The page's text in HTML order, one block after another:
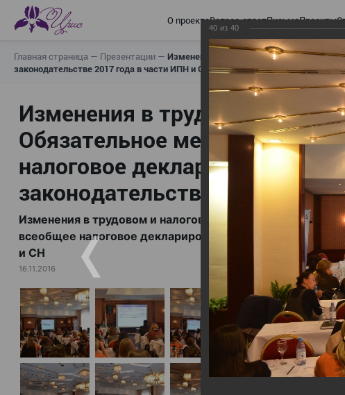
О проектеВопрос-ответПисьмаПроекты
Главная страница — Презентации — Изменения в трудовом и налоговом
законодательстве 2017 года в части ИПН и СН
Изменения в трудовом и
Обязательное медицинское
налоговое декларирование,
законодательстве 2017 года
Изменения в трудовом и налоговом законодательстве:
всеобщее налоговое декларирование, изменения в
и СН
16.11.2016
40 из 40